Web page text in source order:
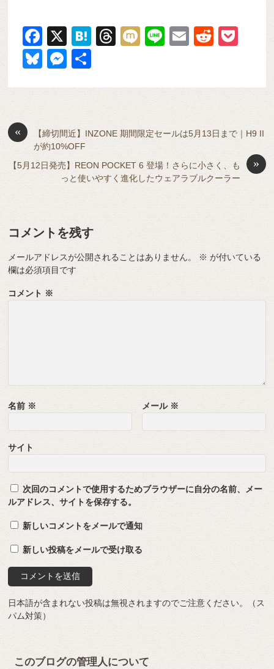
F
a
c
e
o
o
k
X
H
n
T
a
d
s
M
Li
E
R
di et
Bl
y
M
n
g
er
«
【締切間近】INZONE 期間限定セールは5月13日まで｜H9 II
が約10%OFF
»
【5月12日発売】REON POCKET 6 登場！さらに小さく、も
っと使いやすく進化したウェアラブルクーラー
コメントを残す
メールアドレスが公開されることはありません。 ※ が付いている
欄は必須項目です
コメント ※
名前 ※ メール ※
サイト
次回のコメントで使用するためブラウザーに自分の名前、メー
ルアドレス、サイトを保存する。
新しいコメントをメールで通知
新しい投稿をメールで受け取る
日本語が含まれない投稿は無視されますのでご注意ください。（ス
パム対策）
このブログの管理人について